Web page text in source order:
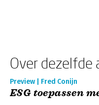
Over dezelfde
Preview | Fred Conijn
ESG toepassen